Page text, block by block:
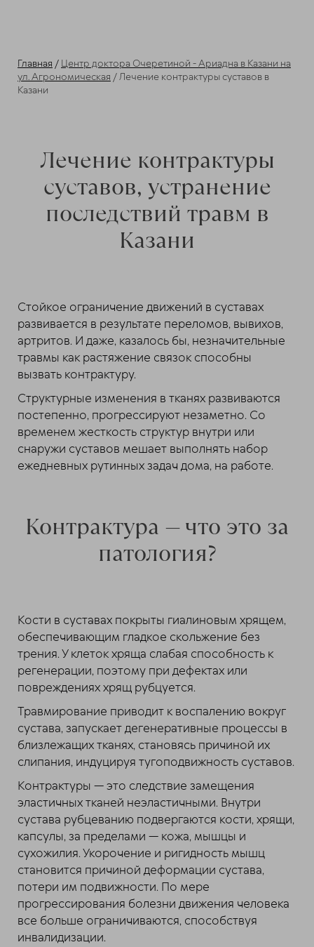
Главная / Центр доктора Очеретиной - Ариадна в Казани на
ул. Агрономическая / Лечение контрактуры суставов в
Казани
Лечение контрактуры
суставов, устранение
последствий травм в
Казани
Стойкое ограничение движений в суставах
развивается в результате переломов, вывихов,
артритов. И даже, казалось бы, незначительные
травмы как растяжение связок способны
вызвать контрактуру.
Структурные изменения в тканях развиваются
постепенно, прогрессируют незаметно. Со
временем жесткость структур внутри или
снаружи суставов мешает выполнять набор
ежедневных рутинных задач дома, на работе.
Контрактура — что это за
патология?
Кости в суставах покрыты гиалиновым хрящем,
обеспечивающим гладкое скольжение без
трения. У клеток хряща слабая способность к
регенерации, поэтому при дефектах или
повреждениях хрящ рубцуется.
Травмирование приводит к воспалению вокруг
сустава, запускает дегенеративные процессы в
близлежащих тканях, становясь причиной их
слипания, индуцируя тугоподвижность суставов.
Контрактуры — это следствие замещения
эластичных тканей неэластичными. Внутри
сустава рубцеванию подвергаются кости, хрящи,
капсулы, за пределами — кожа, мышцы и
сухожилия. Укорочение и ригидность мышц
становится причиной деформации сустава,
потери им подвижности. По мере
прогрессирования болезни движения человека
все больше ограничиваются, способствуя
инвалидизации.